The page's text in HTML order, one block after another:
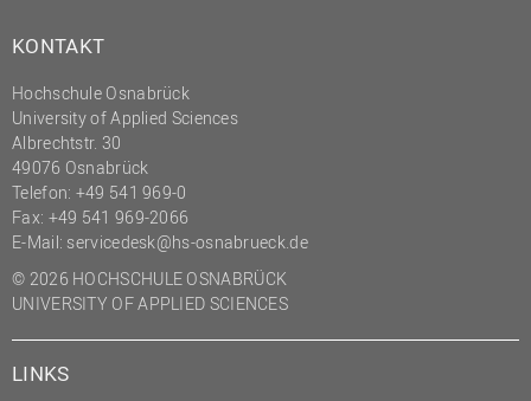
Studierendensekretariat
Studium und Lehre
Transfer- und
Innovationsmanagement
KONTAKT
Hochschule Osnabrück
University of Applied Sciences
Albrechtstr. 30
49076 Osnabrück
Telefon: +49 541 969-0
Fax: +49 541 969-2066
E-Mail: servicedesk@hs-osnabrueck.de
© 2026 HOCHSCHULE OSNABRÜCK
UNIVERSITY OF APPLIED SCIENCES
LINKS